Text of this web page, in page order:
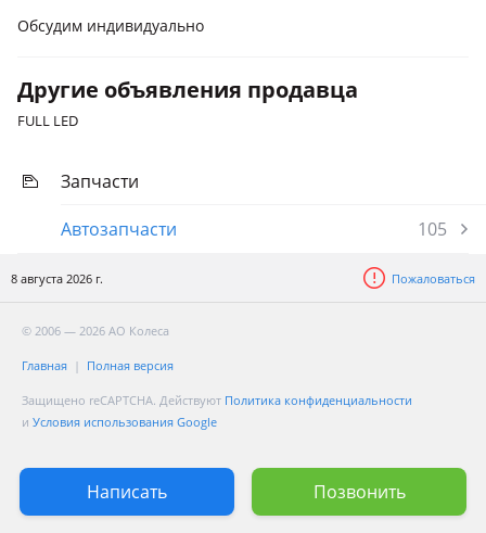
Обсудим индивидуально
Другие объявления продавца
FULL LED
Запчасти
Автозапчасти
105
8 августа 2026 г. Пожаловаться
Написать Позвонить
© 2006 — 2026 АО Колеса
Главная Полная версия
Защищено reCAPTCHA. Действуют Политика конфиденциальности
и Условия использования Google